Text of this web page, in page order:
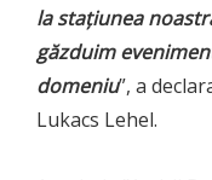
la stațiunea
găzduim
domeniu”, a
Lukacs Lehel.